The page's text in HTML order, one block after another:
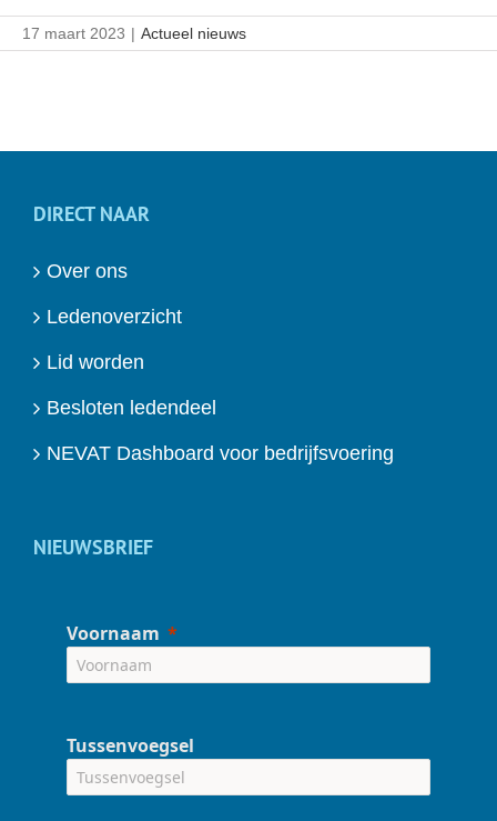
17 maart 2023 | Actueel nieuws
DIRECT NAAR
Over ons
Ledenoverzicht
Lid worden
Besloten ledendeel
NEVAT Dashboard voor bedrijfsvoering
NIEUWSBRIEF
Voornaam
Tussenvoegsel